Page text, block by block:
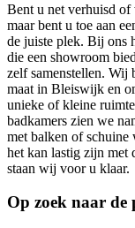
Bent u net verhuisd
maar bent u toe aan
de juiste plek. Bij ons
die een showroom
zelf samenstellen. Wij
maat in Bleiswijk en
unieke of kleine
badkamers zien we
met balken of
het kan lastig zijn met
staan wij voor u klaar.
Op zoek naar de